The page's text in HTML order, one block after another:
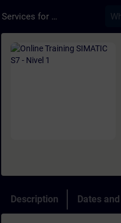
Training Services for Digital Industries
Course - Online
Description Dates